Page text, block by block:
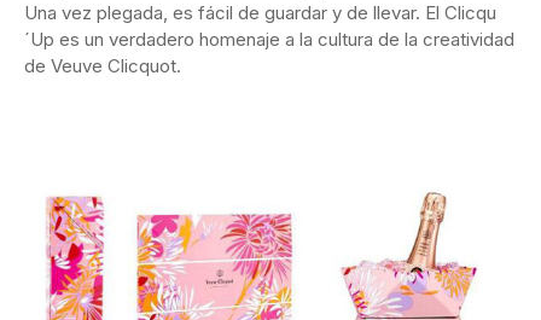
Una vez plegada, es fácil de guardar y de llevar. El Clicqu
´Up es un verdadero homenaje a la cultura de la creatividad
de Veuve Clicquot.